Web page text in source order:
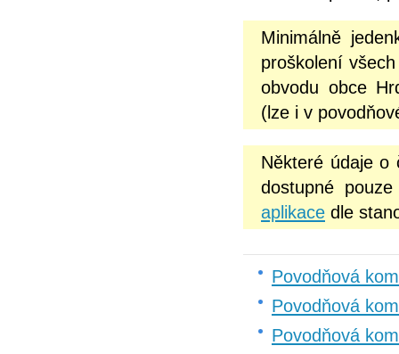
Minimálně
proškolení
obvodu obce
(lze i v
Některé údaje o
dostupné
aplikace dle
Povodňová
Povodňová
Povodňová